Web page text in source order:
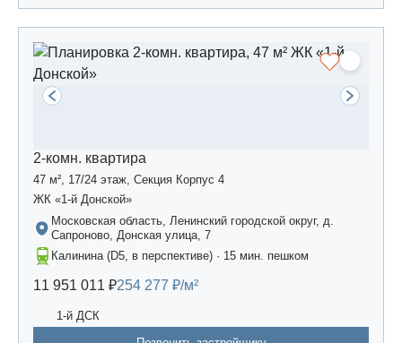
2-комн. квартира
47 м², 17/24 этаж, Секция Корпус 4
ЖК «1-й Донской»
Московская область, Ленинский городской округ, д.
Сапроново, Донская улица, 7
Калинина (D5, в перспективе) · 15 мин. пешком
11 951 011 ₽254 277 ₽/м²
1-й ДСК